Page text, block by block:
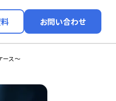
お問い合わせ
ス〜